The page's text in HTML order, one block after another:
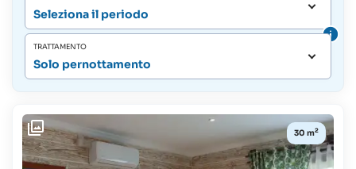
Seleziona il periodo
TRATTAMENTO
Solo pernottamento
30 m2